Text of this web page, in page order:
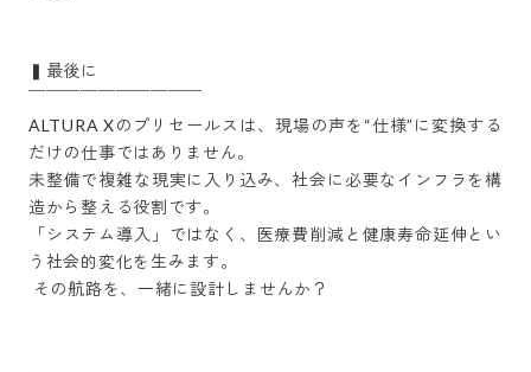
▍最後に
￣￣￣￣￣￣￣￣￣￣
ALTURA Xのプリセールスは、現場の声を“仕様”に変換する
だけの仕事ではありません。
未整備で複雑な現実に入り込み、社会に必要なインフラを構
造から整える役割です。
「システム導入」ではなく、医療費削減と健康寿命延伸とい
う社会的変化を生みます。
その航路を、一緒に設計しませんか？